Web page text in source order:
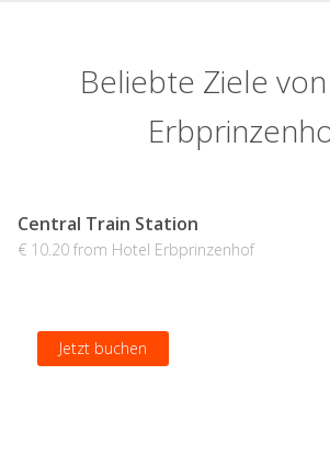
Beliebte Ziele
Central Train Station
€ 10.20 from Hotel Erbprinzenhof
Jetzt buchen